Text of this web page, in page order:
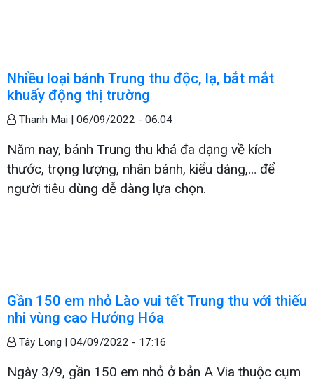
Nhiều loại bánh Trung thu độc, lạ, bắt mắt
khuấy động thị trường
Thanh Mai | 06/09/2022 - 06:04
Năm nay, bánh Trung thu khá đa dạng về kích
thước, trọng lượng, nhân bánh, kiểu dáng,… để
người tiêu dùng dễ dàng lựa chọn.
Gần 150 em nhỏ Lào vui tết Trung thu với thiếu
nhi vùng cao Hướng Hóa
Tây Long | 04/09/2022 - 17:16
Ngày 3/9, gần 150 em nhỏ ở bản A Via thuộc cụm